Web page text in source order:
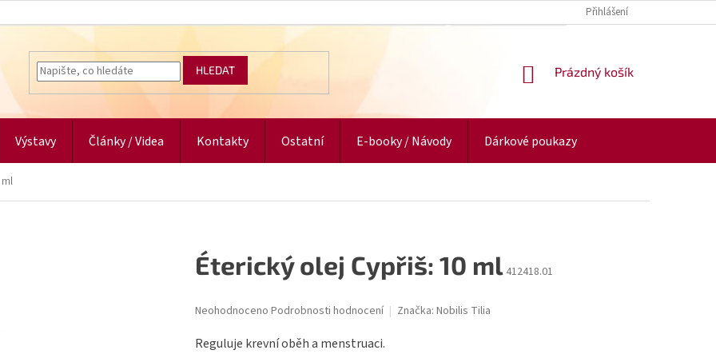
Přihlášení
HLEDAT
NÁKUPNÍ
Prázdný košík
Výstavy Články / Videa Kontakty Ostatní E-booky / Návody Dárkové poukazy
Reguluje krevní oběh a menstruaci.
Éterický olej Cypřiš: 10 ml 412418.01
Průměrné
produktu
Neohodnoceno Podrobnosti hodnocení Značka: Nobilis Tilia